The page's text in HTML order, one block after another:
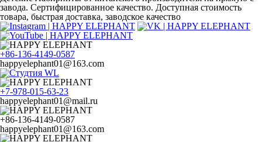
завода. Сертифицированное качество. Доступная стоимость
товара, быстрая доставка, заводское качество
+86-136-4149-0587
happyelephant01@163.com
+7-978-015-63-23
happyelephant01@mail.ru
+86-136-4149-0587
happyelephant01@163.com